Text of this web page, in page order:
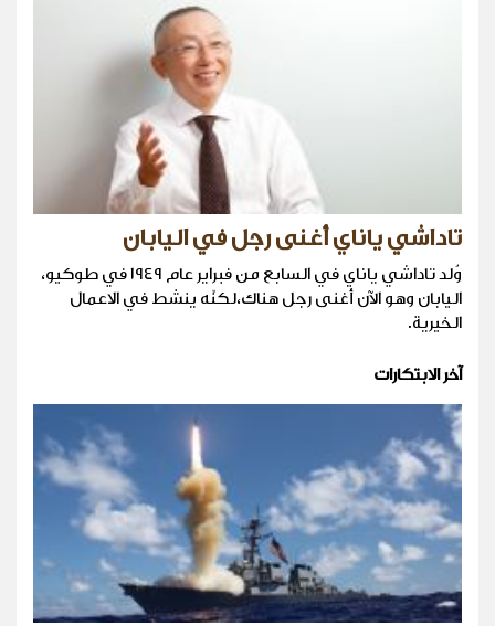
تاداشي ياناي أغنى رجل في اليابان
وُلد تاداشي ياناي في السابع من فبراير عام ١٩٤٩ في طوكيو،
اليابان وهو الآن أغنى رجل هناك،لكنّه ينشط في الاعمال
الخيرية.
آخر الابتكارات